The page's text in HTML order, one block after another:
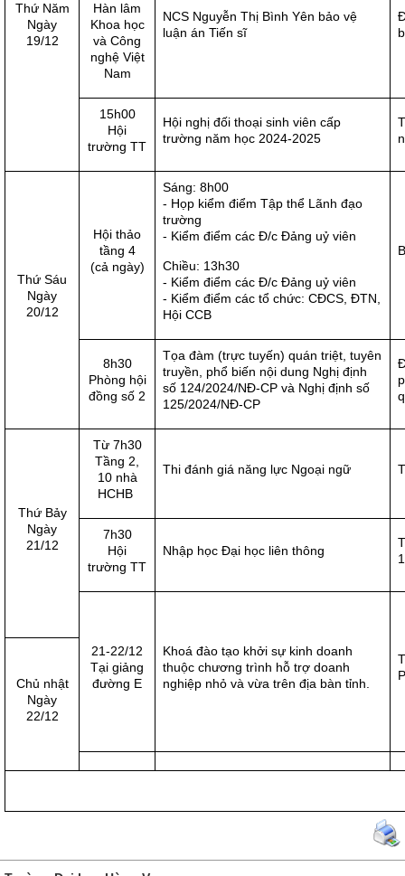
Thứ Năm
Ngày
19/12
Hàn lâm
Khoa học
và Công
nghệ Việt
Nam
NCS Nguyễn Thị Bình Yên bảo vệ
luận án Tiến sĩ
15h00
Hội
trường TT
Hội nghị đối thoại sinh viên cấp
trường năm học 2024-2025
Thứ Sáu
Ngày
20/12
Hội thảo
tầng 4
(cả ngày)
Sáng: 8h00
- Họp kiểm điểm Tập thể Lãnh đạo
trường
- Kiểm điểm các Đ/c Đảng uỷ viên
Chiều: 13h30
- Kiểm điểm các Đ/c Đảng uỷ viên
- Kiểm điểm các tổ chức: CĐCS, ĐTN,
Hội CCB
8h30
Phòng hội
đồng số 2
Tọa đàm (trực tuyến) quán triệt, tuyên
truyền, phổ biến nội dung Nghị định
số 124/2024/NĐ-CP và Nghị định số
125/2024/NĐ-CP
Thứ Bảy
Ngày
21/12
Từ 7h30
Tầng 2,
10 nhà
HCHB
Thi đánh giá năng lực Ngoại ngữ
7h30
Hội
trường TT
Nhập học Đại học liên thông
21-22/12
Tại giảng
đường E
Khoá đào tạo khởi sự kinh doanh
thuộc chương trình hỗ trợ doanh
nghiệp nhỏ và vừa trên địa bàn tỉnh.
Chủ nhật
Ngày
22/12